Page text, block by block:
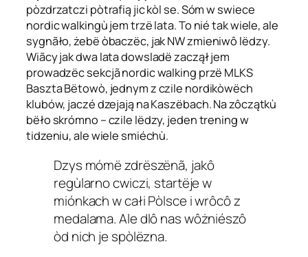
pòzdrzatczi pòtrafią jic kòl se. Sóm w swiece
nordic walkingù jem trzë lata. To nié tak wiele, ale
sygnãło, żebë òbaczëc, jak NW zmieniwô lëdzy.
Wiãcy jak dwa lata dowsladë zaczął jem
prowadzëc sekcjã nordic walking przë MLKS
Baszta Bëtowò, jednym z czile nordikòwëch
klubów, jaczé dzejają na Kaszëbach. Na zôczątkù
bëło skrómno – czile lëdzy, jeden trening w
tidzeniu, ale wiele smiéchù.
Dzys mómë zdrëszënã, jakô
regùlarno cwiczi, startëje w
miónkach w całi Pòlsce i wrôcô z
medalama. Ale dlô nas wôżniészô
òd nich je spòlëzna.